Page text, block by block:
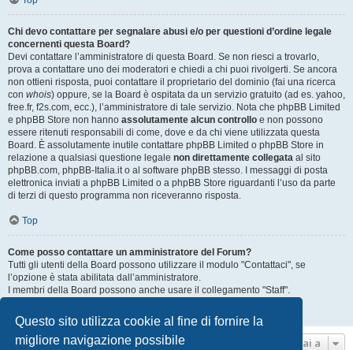
Questo sito utilizza cookie al fine di fornire la
migliore navigazione possibile
Chi devo contattare per segnalare abusi e/o per questioni d’ordine legale
concernenti questa Board?
Devi contattare l’amministratore di questa Board. Se non riesci a trovarlo,
prova a contattare uno dei moderatori e chiedi a chi puoi rivolgerti. Se ancora
non ottieni risposta, puoi contattare il proprietario del dominio (fai una ricerca
con whois) oppure, se la Board è ospitata da un servizio gratuito (ad es. yahoo,
free.fr, f2s.com, ecc.), l’amministratore di tale servizio. Nota che phpBB Limited
e phpBB Store non hanno assolutamente alcun controllo e non possono
essere ritenuti responsabili di come, dove e da chi viene utilizzata questa
Board. È assolutamente inutile contattare phpBB Limited o phpBB Store in
relazione a qualsiasi questione legale non direttamente collegata al sito
phpBB.com, phpBB-Italia.it o al software phpBB stesso. I messaggi di posta
elettronica inviati a phpBB Limited o a phpBB Store riguardanti l’uso da parte
di terzi di questo programma non riceveranno risposta.
Top
Come posso contattare un amministratore del Forum?
Tutti gli utenti della Board possono utilizzare il modulo "Contattaci", se
l’opzione è stata abilitata dall’amministratore.
I membri della Board possono anche usare il collegamento "Staff".
Top
Vai a